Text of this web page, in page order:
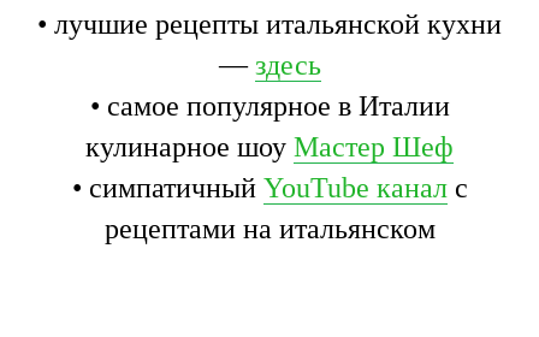
• лучшие рецепты итальянской кухни
—здесь
• самое популярное в Италии
кулинарное шоу Мастер Шеф
• симпатичный YouTube каналс
рецептами на итальянском